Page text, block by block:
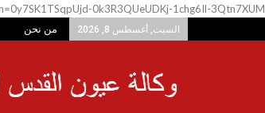
0k3R3QUeUDKj-1chg6Il-3Qtn7XUM
السبت, أغسطس 8, 2026 من نحن